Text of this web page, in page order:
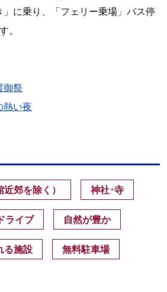
」に乗り、「フェリー乗場」バス停
。
御祭
熱い夜
郊を除く） 神社･寺
ライブ 自然が豊か
る施設 無料駐車場